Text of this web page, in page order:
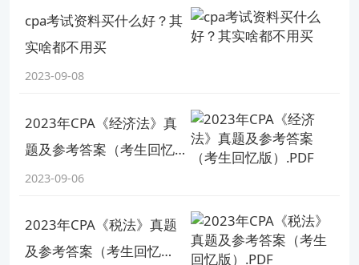
相关阅读
cpa和法考哪个难？难分高下！
cpa出成绩的时间2022是哪天？2023年CPA备考如何规划？
版权声明：本条内容自发布之日起，有效期为一个月。凡本网站注
明“来源高顿教育”或“来源高顿网校”或“来源高顿”的所有作品，均为本
网站合法拥有版权的作品，未经本网站授权，任何媒体、网站、个人
在授权范围内使用，且使用时必须注明“来源高顿教育”或“来源高顿网
校”或“来源高顿”，并不得对作品中出现的“高顿”字样进行删减、替换
等。违反上述声明者，本网站将依法追究其法律责任。 本网站的部分
CPA报名注意事项有哪些
cpa考试资料买什么好？其
实啥都不用买
2023-09-08
2023年CPA《经济法》真
题及参考答案（考生回忆
版）.PDF
2023-09-06
2023年CPA《税法》真题
及参考答案（考生回忆